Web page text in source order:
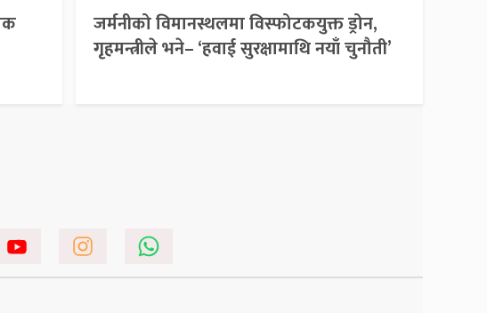
जर्मनीको विमानस्थलमा विस्फोटकयुक्त ड्रोन,
गृहमन्त्रीले भने– ‘हवाई सुरक्षामाथि नयाँ चुनौती’